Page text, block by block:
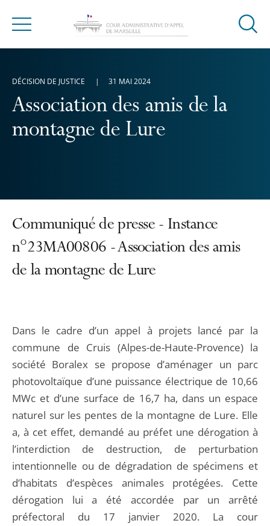
Menu
Ouvrir
Association des amis de la
montagne de Lure
DÉCISION DE JUSTICE 31 MAI 2024
Communiqué de presse - Instance
n°23MA00806 - Association des amis
de la montagne de Lure
Dans le cadre d’un appel à projets lancé par la
commune de Cruis (Alpes-de-Haute-Provence) la
société Boralex se propose d’aménager un parc
photovoltaïque d’une puissance électrique de 10,66
MWc et d’une surface de 16,7 ha, dans un espace
naturel sur les pentes de la montagne de Lure. Elle
a, à cet effet, demandé au préfet une dérogation à
l’interdiction de destruction, de perturbation
intentionnelle ou de dégradation de spécimens et
d’habitats d’espèces animales protégées. Cette
dérogation lui a été accordée par un arrêté
préfectoral du 17 janvier 2020. La cour